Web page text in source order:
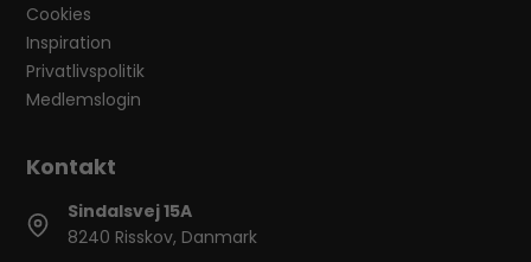
Cookies
Inspiration
Privatlivspolitik
Medlemslogin
Sindalsvej 15A
8240 Risskov, Danmark